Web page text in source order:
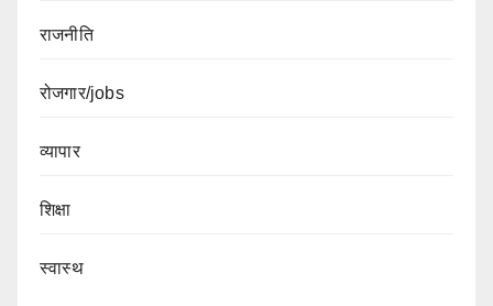
राजनीति
रोजगार/jobs
व्यापार
शिक्षा
स्वास्थ